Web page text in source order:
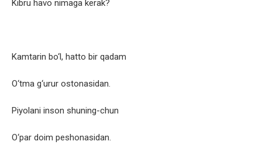
Kibru havo nimaga kerak?
Kamtarin bo‘l, hatto bir qadam
O‘tma g‘urur ostonasidan.
Piyolani inson shuning-chun
O‘par doim peshonasidan.